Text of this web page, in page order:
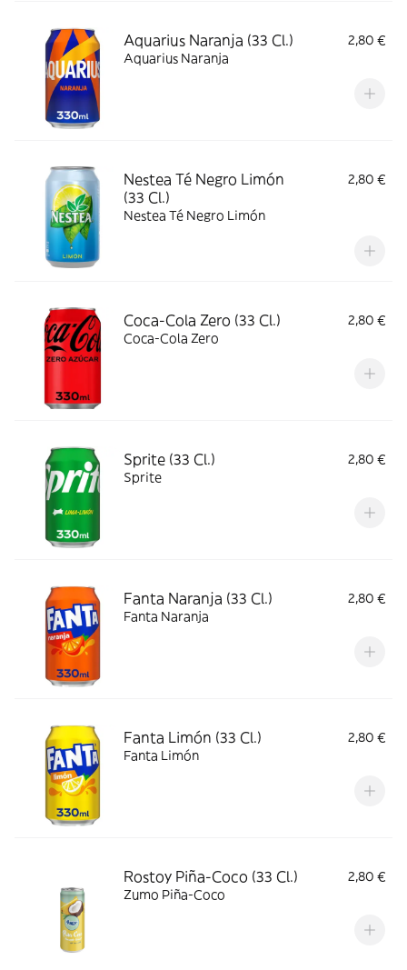
Aquarius Naranja (33 Cl.)
2,80 €
Aquarius Naranja
Nestea Té Negro Limón
(33 Cl.)
2,80 €
Nestea Té Negro Limón
Coca-Cola Zero (33 Cl.)
2,80 €
Coca-Cola Zero
Sprite (33 Cl.)
2,80 €
Sprite
Fanta Naranja (33 Cl.)
2,80 €
Fanta Naranja
Fanta Limón (33 Cl.)
2,80 €
Fanta Limón
Rostoy Piña-Coco (33 Cl.)
2,80 €
Zumo Piña-Coco